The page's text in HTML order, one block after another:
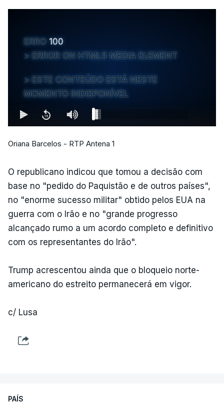
ERRO 100
ERROR ON HTML5 MEDIA ELEMENT
ESTE CONTEÚDO ESTÁ NESTE
MOMENTO INDISPONÍVEL
Oriana Barcelos - RTP Antena 1
O republicano indicou que tomou a decisão com
base no "pedido do Paquistão e de outros países",
no "enorme sucesso militar" obtido pelos EUA na
guerra com o Irão e no "grande progresso
alcançado rumo a um acordo completo e definitivo
com os representantes do Irão".
Trump acrescentou ainda que o bloqueio norte-
americano do estreito permanecerá em vigor.
c/ Lusa
PAÍS